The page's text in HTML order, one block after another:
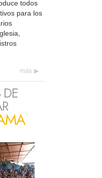
todos
para los
más
DE